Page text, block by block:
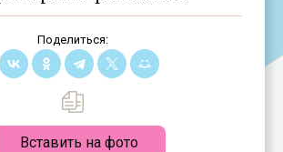
Поделиться:
Вставить на фото